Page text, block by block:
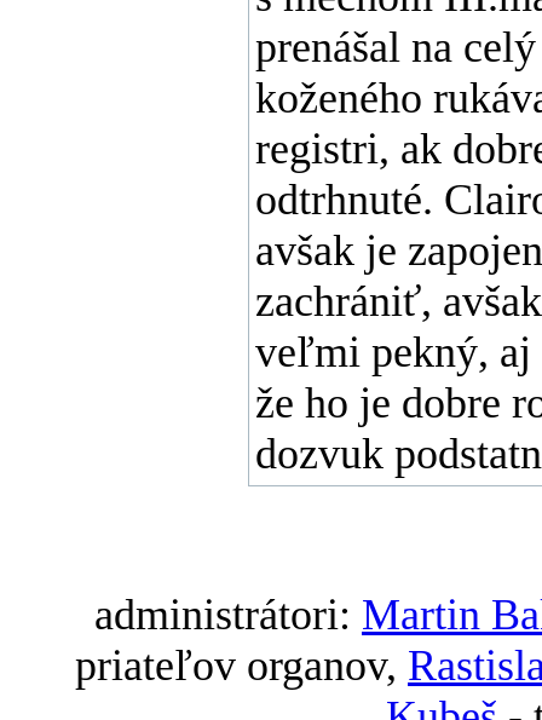
prenášal na
koženého
registri, ak
odtrhnuté.
avšak je
zachrániť,
veľmi pekný, aj
že ho je dobre
dozvuk
administrátori: Martin
priateľov organov,